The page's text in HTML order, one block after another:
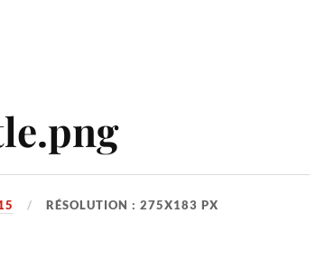
RÉSOLUTION : 275X183 PX